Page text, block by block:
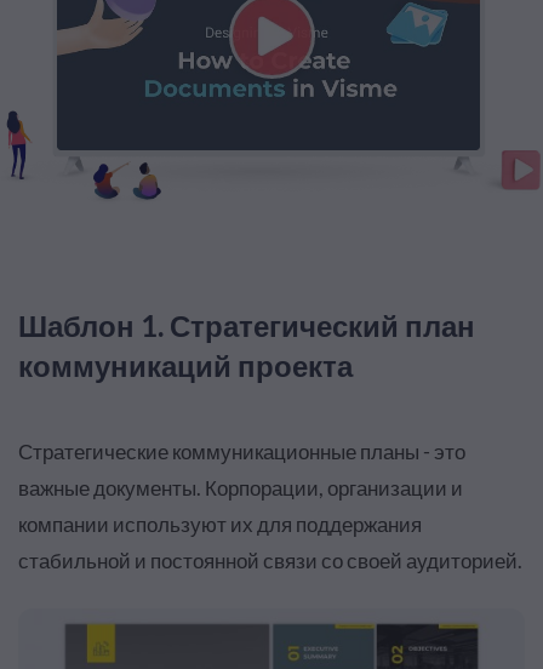
Шаблон 1. Стратегический план
коммуникаций проекта
Стратегические коммуникационные планы - это
важные документы. Корпорации, организации и
компании используют их для поддержания
стабильной и постоянной связи со своей аудиторией.